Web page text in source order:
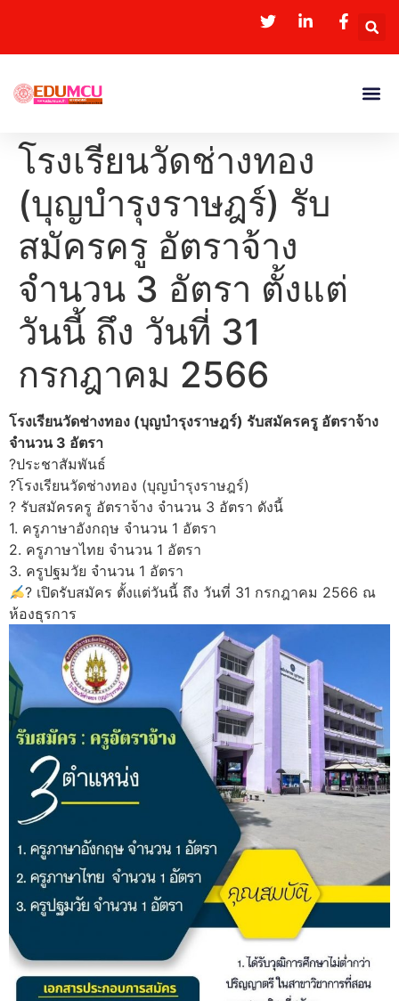
โรงเรียนวัดช่างทอง
(บุญบำรุงราษฎร์) รับ
สมัครครู อัตราจ้าง
จำนวน 3 อัตรา ตั้งแต่
วันนี้ ถึง วันที่ 31
กรกฎาคม 2566
โรงเรียนวัดช่างทอง (บุญบำรุงราษฎร์) รับสมัครครู อัตราจ้าง
จำนวน 3 อัตรา
?ประชาสัมพันธ์
?โรงเรียนวัดช่างทอง (บุญบำรุงราษฎร์)
? รับสมัครครู อัตราจ้าง จำนวน 3 อัตรา ดังนี้
1. ครูภาษาอังกฤษ จำนวน 1 อัตรา
2. ครูภาษาไทย จำนวน 1 อัตรา
3. ครูปฐมวัย จำนวน 1 อัตรา
? เปิดรับสมัคร ตั้งแต่วันนี้ ถึง วันที่ 31 กรกฎาคม 2566 ณ
ห้องธุรการ